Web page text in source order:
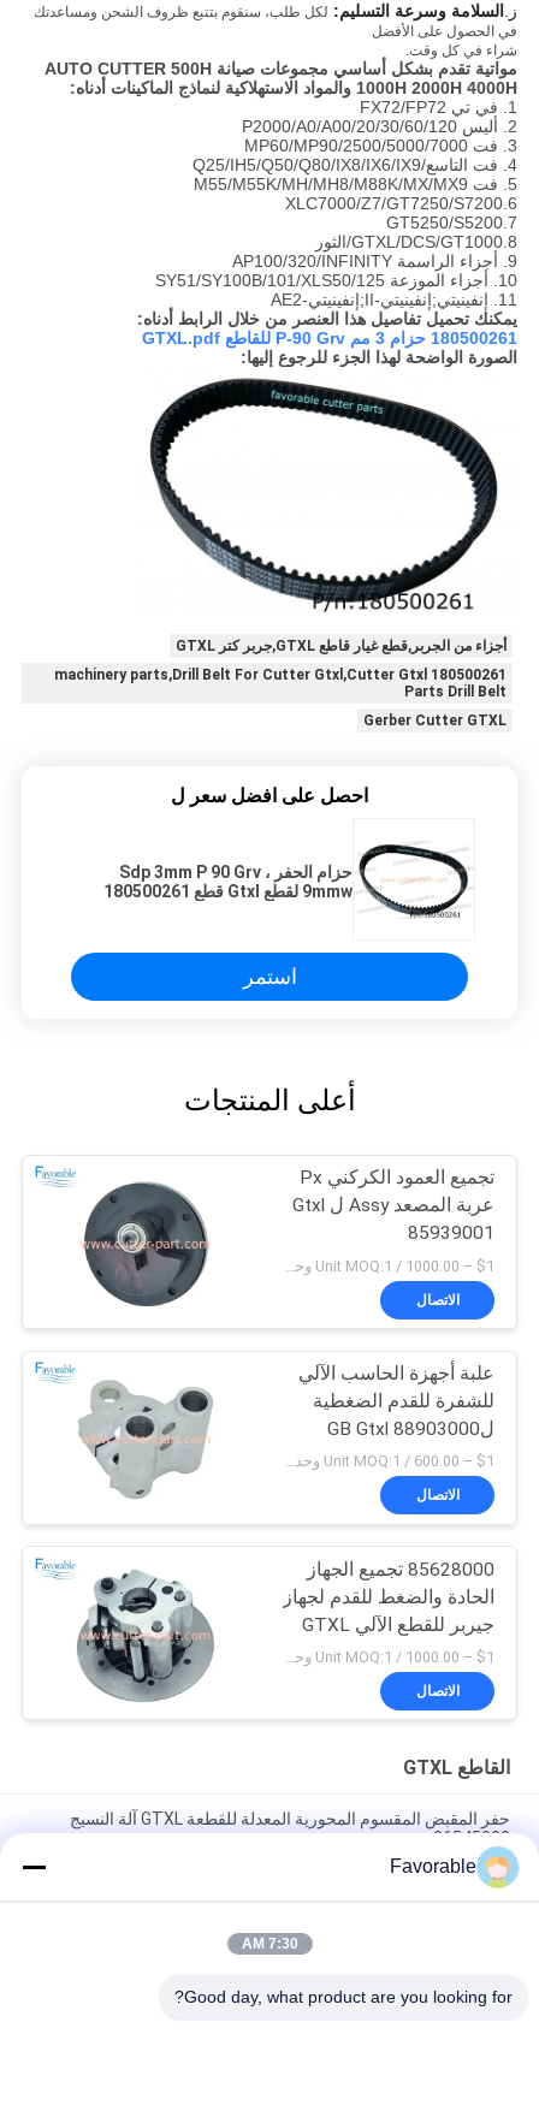
ز. السلامة وسرعة التسليم: لكل طلب، سنقوم بتتبع ظروف الشحن ومساعدتك
في الحصول على الأفضل
شراء في كل وقت.
مواتية تقدم بشكل أساسي مجموعات صيانة AUTO CUTTER 500H
1000H 2000H 4000H والمواد الاستهلاكية لنماذج الماكينات أدناه:
1. في تي FX72/FP72
2. أليس 20/30/60/120/P2000/A0/A00
3. فت 2500/5000/7000/MP60/MP90
4. فت التاسع/Q25/IH5/Q50/Q80/IX8/IX6/IX9
5. فت M55/M55K/MH/MH8/M88K/MX/MX9
6.XLC7000/Z7/GT7250/S7200
7.GT5250/S5200
8.GTXL/DCS/GT1000/الثور
9. أجزاء الراسمة AP100/320/INFINITY
10. أجزاء الموزعة SY51/SY100B/101/XLS50/125
11. إنفينيتي;إنفينيتي-II;إنفينيتي-AE2
يمكنك تحميل تفاصيل هذا العنصر من خلال الرابط أدناه:
180500261 حزام 3 مم P-90 Grv للقاطع GTXL.pdf
الصورة الواضحة لهذا الجزء للرجوع إليها:
أجزاء من الجربر,قطع غيار قاطع GTXL,جربر كتر GTXL
180500261 machinery parts,Drill Belt For Cutter Gtxl,Cutter Gtxl
Parts Drill Belt
Gerber Cutter GTXL
احصل على افضل سعر ل
حزام الحفر ، Sdp 3mm P 90 Grv
9mmw لقطع Gtxl قطع 180500261
استمر
أعلى المنتجات
تجميع العمود الكركني Px
عربة المصعد Assy ل Gtxl
85939001
الاتصال
علبة أجهزة الحاسب الآلي
للشفرة للقدم الضغطية
لGB Gtxl 88903000
$1 – 600.00 / Unit MOQ:1 وحدة/وحدات negociate
الاتصال
85628000 تجميع الجهاز
الحادة والضغط للقدم لجهاز
جيربر للقطع الآلي GTXL
$1 – 1000.00 / Unit MOQ:1 وحدة/وحدات negociate
الاتصال
القاطع GTXL
حفر المقبض المقسوم المحورية المعدلة للقطعة GTXL آلة النسيج
86545000
(Republic Blowers)
Favorable
7:30 AM
Good day, what product are you looking for?